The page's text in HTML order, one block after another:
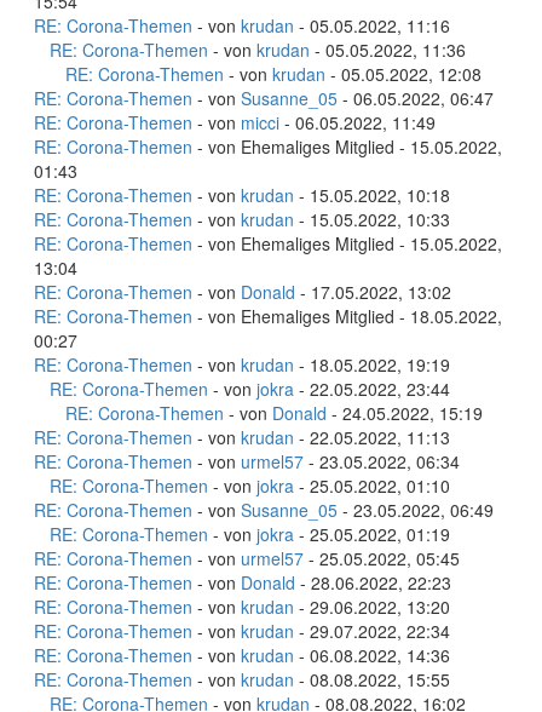
RE: Corona-Themen - von krudan - 05.05.2022, 11:16
RE: Corona-Themen - von krudan - 05.05.2022, 11:36
RE: Corona-Themen - von krudan - 05.05.2022, 12:08
RE: Corona-Themen - von Susanne_05 - 06.05.2022, 06:47
RE: Corona-Themen - von micci - 06.05.2022, 11:49
RE: Corona-Themen - von Ehemaliges Mitglied - 15.05.2022,
01:43
RE: Corona-Themen - von krudan - 15.05.2022, 10:18
RE: Corona-Themen - von krudan - 15.05.2022, 10:33
RE: Corona-Themen - von Ehemaliges Mitglied - 15.05.2022,
13:04
RE: Corona-Themen - von Donald - 17.05.2022, 13:02
RE: Corona-Themen - von Ehemaliges Mitglied - 18.05.2022,
00:27
RE: Corona-Themen - von krudan - 18.05.2022, 19:19
RE: Corona-Themen - von jokra - 22.05.2022, 23:44
RE: Corona-Themen - von Donald - 24.05.2022, 15:19
RE: Corona-Themen - von krudan - 22.05.2022, 11:13
RE: Corona-Themen - von urmel57 - 23.05.2022, 06:34
RE: Corona-Themen - von jokra - 25.05.2022, 01:10
RE: Corona-Themen - von Susanne_05 - 23.05.2022, 06:49
RE: Corona-Themen - von jokra - 25.05.2022, 01:19
RE: Corona-Themen - von urmel57 - 25.05.2022, 05:45
RE: Corona-Themen - von Donald - 28.06.2022, 22:23
RE: Corona-Themen - von krudan - 29.06.2022, 13:20
RE: Corona-Themen - von krudan - 29.07.2022, 22:34
RE: Corona-Themen - von krudan - 06.08.2022, 14:36
RE: Corona-Themen - von krudan - 08.08.2022, 15:55
RE: Corona-Themen - von krudan - 08.08.2022, 16:02